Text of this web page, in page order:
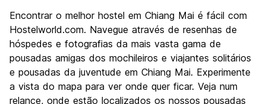
Cultura
9.0
Festas / vida noturna
Custo-beneficio
9.1
Encontrar o melhor hostel em Chiang Mai é fácil com
Hostelworld.com. Navegue através de resenhas de
hóspedes e fotografias da mais vasta gama de
pousadas amigas dos mochileiros e viajantes solitários
e pousadas da juventude em Chiang Mai. Experimente
a vista do mapa para ver onde quer ficar. Veja num
relance, onde estão localizados os nossos pousadas